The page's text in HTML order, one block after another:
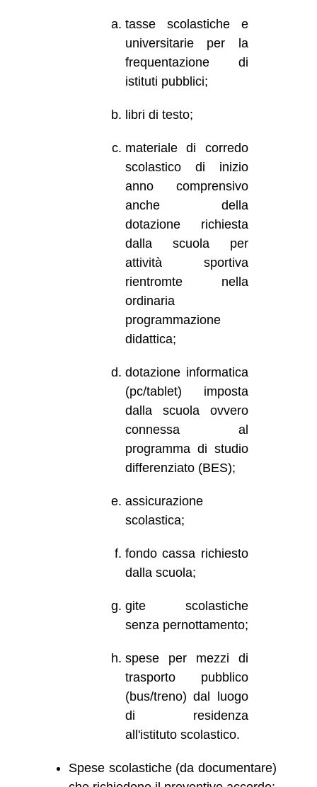
tasse scolastiche e
universitarie per la
frequentazione di
istituti pubblici;
libri di testo;
materiale di corredo
scolastico di inizio
anno comprensivo
anche della
dotazione richiesta
dalla scuola per
attività sportiva
rientromte nella
ordinaria
programmazione
didattica;
dotazione informatica
(pc/tablet) imposta
dalla scuola ovvero
connessa al
programma di studio
differenziato (BES);
assicurazione
scolastica;
fondo cassa richiesto
dalla scuola;
gite scolastiche
senza pernottamento;
spese per mezzi di
trasporto pubblico
(bus/treno) dal luogo
di residenza
all'istituto scolastico.
Spese scolastiche (da documentare)